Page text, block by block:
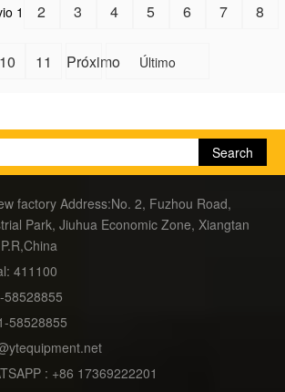
1 2 3 4 5 6 7 8
10 11 Próximo Último
factory Address:No. 2, Fuzhou Road,
Park, Jiuhua Economic Zone, Xiangtan
411100
58528855
58528855
: +86 17369222201